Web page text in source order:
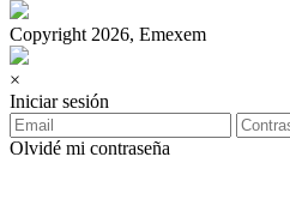
Copyright 2026, Emexem
×
Iniciar sesión
Olvidé mi contraseña